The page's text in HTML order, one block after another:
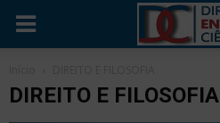
DIREITO E FILOSOFIA